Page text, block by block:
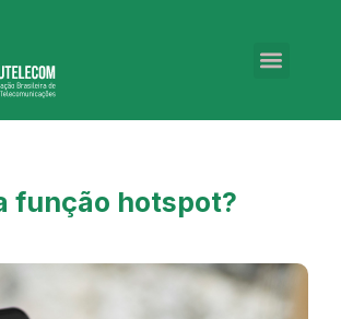
função hotspot?